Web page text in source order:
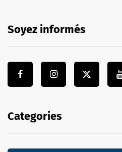
Soyez informés
Categories